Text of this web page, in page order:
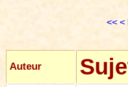
<< <
Auteur